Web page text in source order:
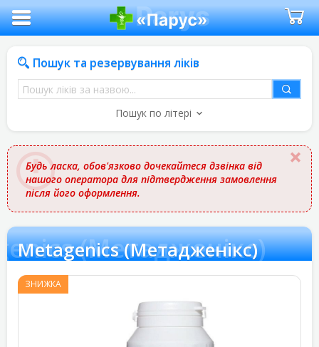
Пошук та резервування ліків
Пошук
ліків
назвою
Пошук по літері
Будь ласка, обов'язково дочекайтеся дзвінка від
нашого оператора для підтвердження замовлення
після його оформлення.
(Метадженікс)
Metagenics (Метадженікс)
ЗНИЖКА